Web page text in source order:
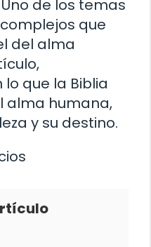
de los temas
que
del alma
que la Biblia
alma humana,
y su destino.